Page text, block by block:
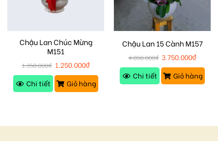
Chậu Lan Chúc Mừng
M151
1.350.000₫ 1.250.000₫
Chi tiết
Giỏ hàng
Chậu Lan 15 Cành M157
4.050.000₫ 3.750.000₫
Chi tiết
Giỏ hàng